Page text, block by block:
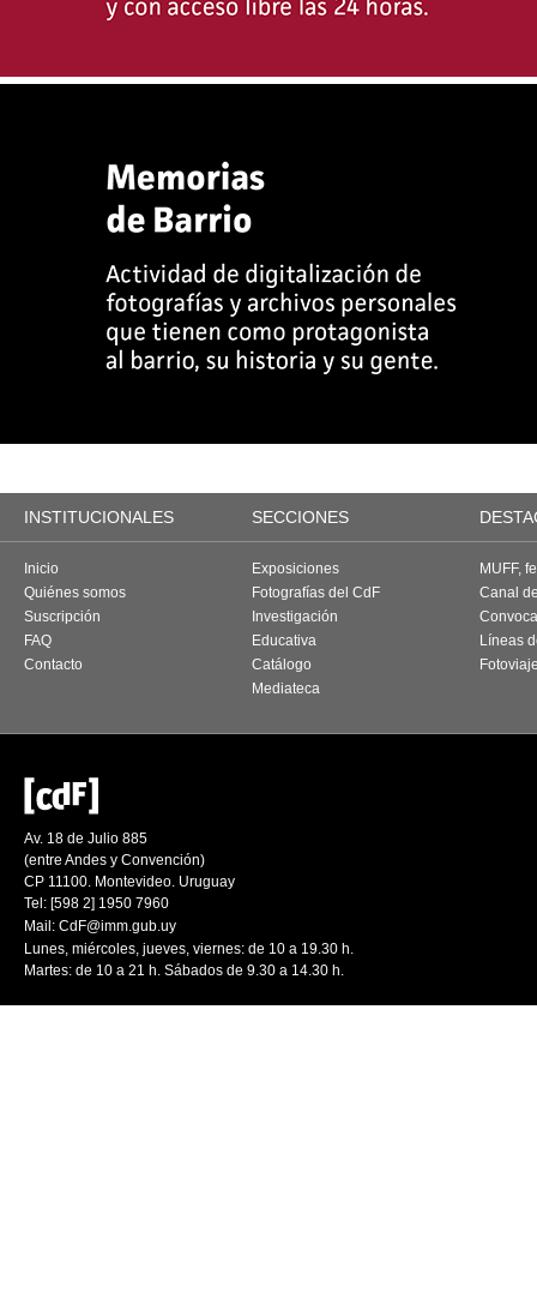
INSTITUCIONALES SECCIONES
Inicio
Quiénes somos
Suscripción
FAQ
Contacto
Exposiciones
Fotografías del CdF
Investigación
Educativa
Catálogo
Mediateca
MUFF,
Canal
Líneas
Av. 18 de Julio 885
(entre Andes y Convención)
CP 11100. Montevideo. Uruguay
Tel: [598 2] 1950 7960
Mail: CdF@imm.gub.uy
Lunes, miércoles, jueves, viernes: de 10 a 19.30 h.
Martes: de 10 a 21 h. Sábados de 9.30 a 14.30 h.